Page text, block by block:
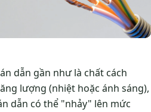
dẫn gần như là chất cách
lượng (nhiệt hoặc ánh sáng),
dẫn có thể "nhảy" lên mức